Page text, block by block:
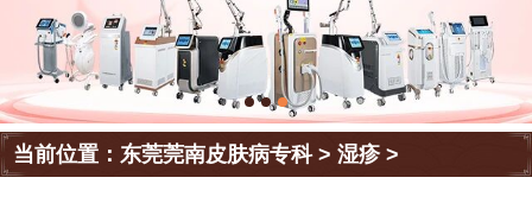
当前位置：东莞莞南皮肤病专科>湿疹>